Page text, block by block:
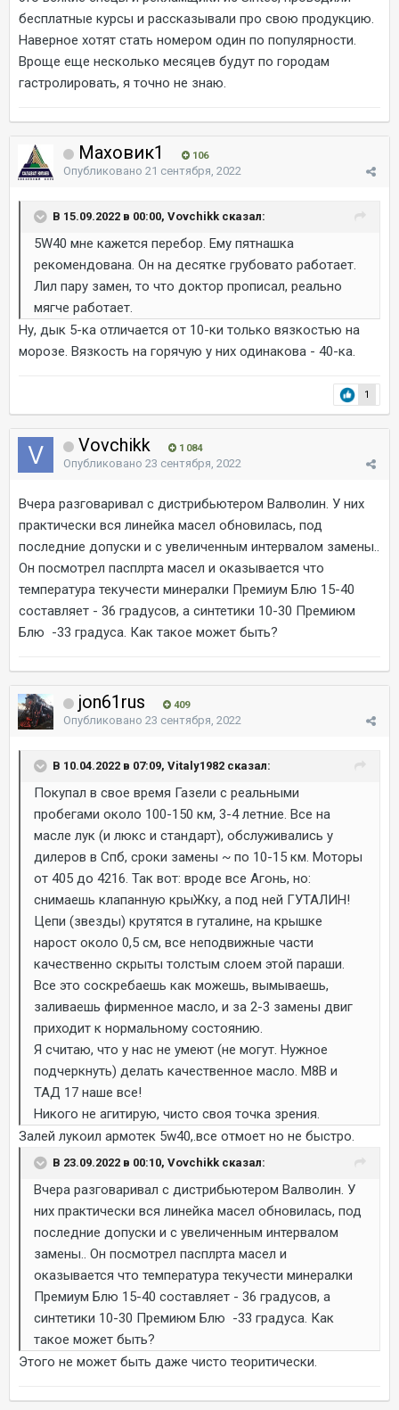
бесплатные курсы и рассказывали про свою продукцию.
Наверное хотят стать номером один по популярности.
Вроще еще несколько месяцев будут по городам
гастролировать, я точно не знаю.
Маховик1 106
Опубликовано 21 сентября, 2022
В 15.09.2022 в 00:00, Vovchikk сказал:
5W40 мне кажется перебор. Ему пятнашка
рекомендована. Он на десятке грубовато работает.
Лил пару замен, то что доктор прописал, реально
мягче работает.
Ну, дык 5-ка отличается от 10-ки только вязкостью на
морозе. Вязкость на горячую у них одинакова - 40-ка.
1
Vovchikk 1 084
Опубликовано 23 сентября, 2022
Вчера разговаривал с дистрибьютером Валволин. У них
практически вся линейка масел обновилась, под
последние допуски и с увеличенным интервалом замены..
Он посмотрел пасплрта масел и оказывается что
температура текучести минералки Премиум Блю 15-40
составляет - 36 градусов, а синтетики 10-30 Премиюм
Блю -33 градуса. Как такое может быть?
jon61rus 409
Опубликовано 23 сентября, 2022
В 10.04.2022 в 07:09, Vitaly1982 сказал:
Покупал в свое время Газели с реальными
пробегами около 100-150 км, 3-4 летние. Все на
масле лук (и люкс и стандарт), обслуживались у
дилеров в Спб, сроки замены ~ по 10-15 км. Моторы
от 405 до 4216. Так вот: вроде все Агонь, но:
снимаешь клапанную крыЖку, а под ней ГУТАЛИН!
Цепи (звезды) крутятся в гуталине, на крышке
нарост около 0,5 см, все неподвижные части
качественно скрыты толстым слоем этой параши.
Все это соскребаешь как можешь, вымываешь,
заливаешь фирменное масло, и за 2-3 замены двиг
приходит к нормальному состоянию.
Я считаю, что у нас не умеют (не могут. Нужное
подчеркнуть) делать качественное масло. М8В и
ТАД 17 наше все!
Никого не агитирую, чисто своя точка зрения.
Залей лукоил армотек 5w40,.все отмоет но не быстро.
В 23.09.2022 в 00:10, Vovchikk сказал:
Вчера разговаривал с дистрибьютером Валволин. У
них практически вся линейка масел обновилась, под
последние допуски и с увеличенным интервалом
замены.. Он посмотрел пасплрта масел и
оказывается что температура текучести минералки
Премиум Блю 15-40 составляет - 36 градусов, а
синтетики 10-30 Премиюм Блю -33 градуса. Как
такое может быть?
Этого не может быть даже чисто теоритически.